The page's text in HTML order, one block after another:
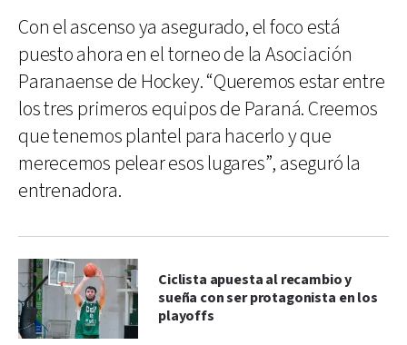
Con el ascenso ya asegurado, el foco está
puesto ahora en el torneo de la Asociación
Paranaense de Hockey. “Queremos estar entre
los tres primeros equipos de Paraná. Creemos
que tenemos plantel para hacerlo y que
merecemos pelear esos lugares”, aseguró la
entrenadora.
Ciclista apuesta al recambio y
sueña con ser protagonista en los
playoffs